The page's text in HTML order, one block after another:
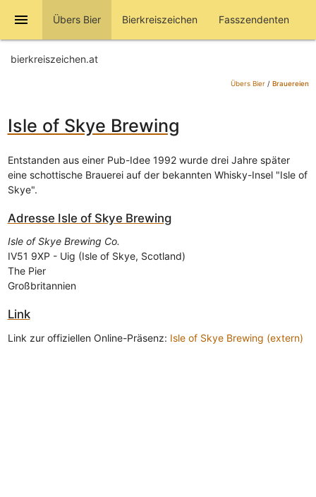
menu Übers Bier Bierkreiszeichen Fasszendenten
bierkreiszeichen.at
Übers Bier/ Brauereien
Isle of Skye Brewing
Entstanden aus einer Pub-Idee 1992 wurde drei Jahre später
eine schottische Brauerei auf der bekannten Whisky-Insel "Isle of
Skye".
Adresse Isle of Skye Brewing
Isle of Skye Brewing Co.
IV51 9XP - Uig (Isle of Skye, Scotland)
The Pier
Großbritannien
Link
Link zur offiziellen Online-Präsenz: Isle of Skye Brewing (extern)